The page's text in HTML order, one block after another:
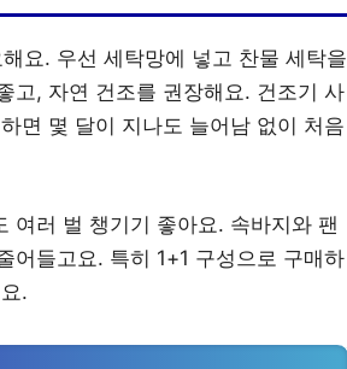
요. 우선 세탁망에 넣고 찬물 세탁을
고, 자연 건조를 권장해요. 건조기 사
면 몇 달이 지나도 늘어남 없이 처음
여러 벌 챙기기 좋아요. 속바지와 팬
어들고요. 특히 1+1 구성으로 구매하
.